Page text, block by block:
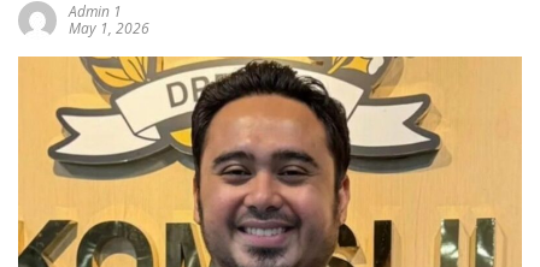
Admin 1
May 1, 2026